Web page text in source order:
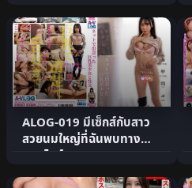
ALOG-019 มีเซ็กส์กับสาว
สวยนมใหญ่ที่ฉันพบทาง
ออนไลน์